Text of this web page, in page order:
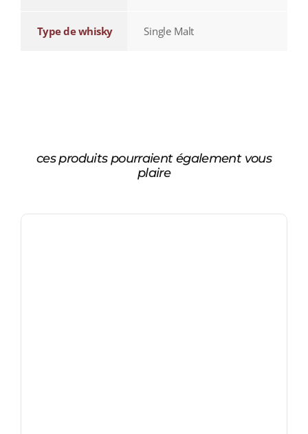
Type de whisky Single Malt
ces produits pourraient également vous
plaire